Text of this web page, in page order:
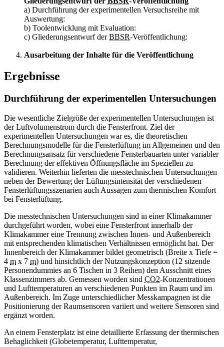
a) Durchführung der experimentellen Versuchsreihe mit
Auswertung:
b) Toolentwicklung mit Evaluation:
c) Gliederungsentwurf derBBSR-Veröffentlichung:
Ausarbeitung der Inhalte für die Veröffentlichung
Ergebnisse
Durchführung der experimentellen Untersuchungen
Die wesentliche Zielgröße der experimentellen Untersuchungen ist
der Luftvolumenstrom durch die Fensterfront. Ziel der
experimentellen Untersuchungen war es, die theoretischen
Berechnungsmodelle für die Fensterlüftung im Allgemeinen und den
Berechnungsansatz für verschiedene Fensterbauarten unter variabler
Berechnung der effektiven Öffnungsfläche im Speziellen zu
validieren. Weiterhin lieferten die messtechnischen Untersuchungen
neben der Bewertung der Lüftungsintensität der verschiedenen
Fensterlüftungsszenarien auch Aussagen zum thermischen Komfort
bei Fensterlüftung.
Die messtechnischen Untersuchungen sind in einer Klimakammer
durchgeführt worden, wobei eine Fensterfront innerhalb der
Klimakammer eine Trennung zwischen Innen- und Außenbereich
mit entsprechenden klimatischen Verhältnissen ermöglicht hat. Der
Innenbereich der Klimakammer bildet geometrisch (Breite x Tiefe =
4 m x 7 m) und hinsichtlich der Nutzungskonzeption (12 sitzende
Personendummies an 6 Tischen in 3 Reihen) den Ausschnitt eines
Klassenzimmers ab. Gemessen worden sind CO2-Konzentrationen
und Lufttemperaturen an verschiedenen Punkten im Raum und im
Außenbereich. Im Zuge unterschiedlicher Messkampagnen ist die
Positionierung der Raumsensoren variiert und weitere Sensoren sind
ergänzt worden.
An einem Fensterplatz ist eine detaillierte Erfassung der thermischen
Behaglichkeit (Globetemperatur, Lufttemperatur,